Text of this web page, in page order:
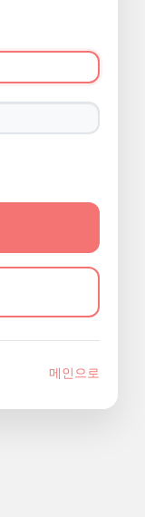
메인으로